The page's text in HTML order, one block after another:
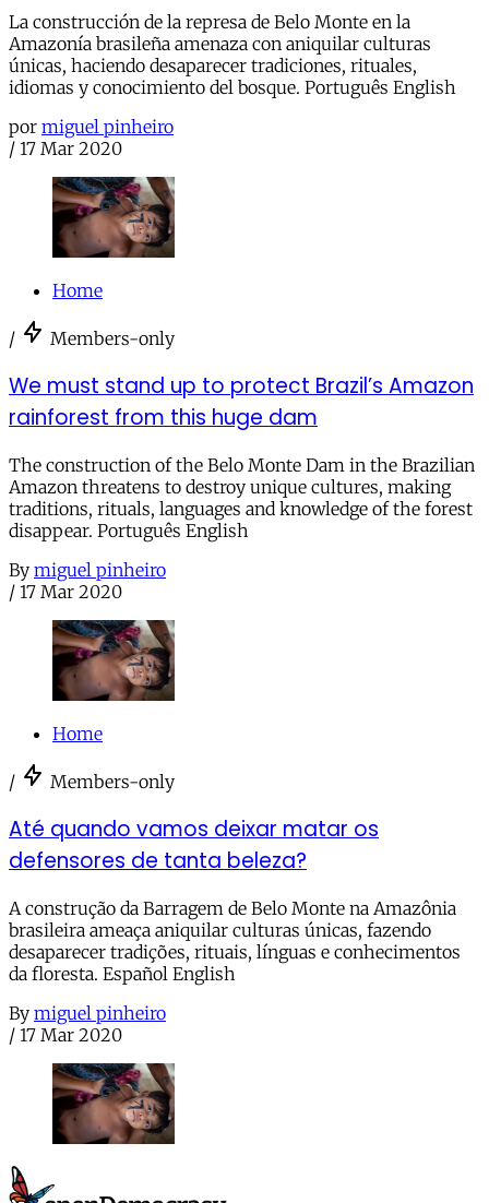
La construcción de la represa de Belo Monte en la
Amazonía brasileña amenaza con aniquilar culturas
únicas, haciendo desaparecer tradiciones, rituales,
idiomas y conocimiento del bosque. Português English
por miguel pinheiro
/ 17 Mar 2020
Home
/ Members-only
We must stand up to protect Brazil’s Amazon
rainforest from this huge dam
The construction of the Belo Monte Dam in the Brazilian
Amazon threatens to destroy unique cultures, making
traditions, rituals, languages and knowledge of the forest
disappear. Português English
By miguel pinheiro
/ 17 Mar 2020
Home
/ Members-only
Até quando vamos deixar matar os
defensores de tanta beleza?
A construção da Barragem de Belo Monte na Amazônia
brasileira ameaça aniquilar culturas únicas, fazendo
desaparecer tradições, rituais, línguas e conhecimentos
da floresta. Español English
By miguel pinheiro
/ 17 Mar 2020